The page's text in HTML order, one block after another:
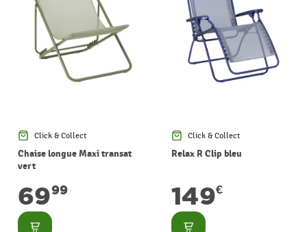
Click & Collect
Chaise longue Maxi transat
vert
6999
Consulter
Click & Collect
Relax R Clip bleu
149€
Consulter